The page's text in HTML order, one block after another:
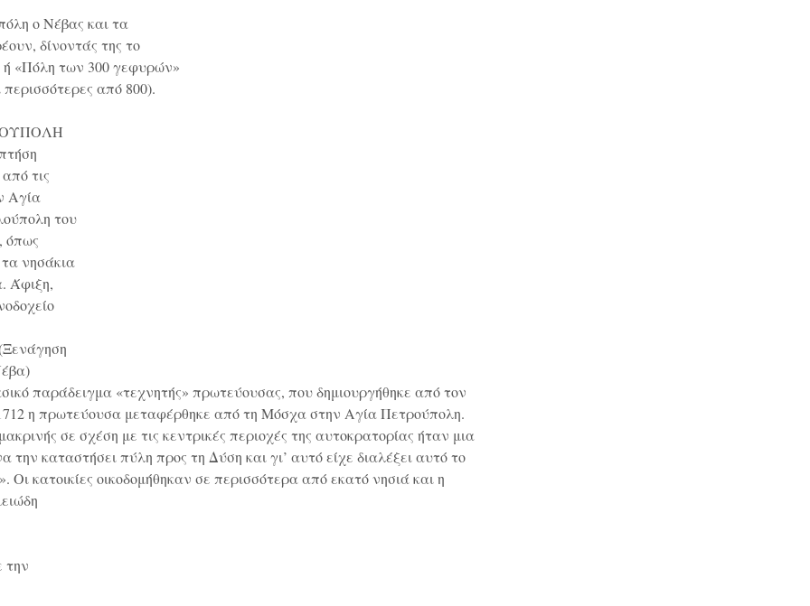
ο Νέβας και τα
δίνοντάς της το
«Πόλη των 300 γεφυρών»
από 800).
τις
Αγία
του
όπως
νησάκια
Άφιξη,
παράδειγμα «τεχνητής» πρωτεύουσας, που δημιουργήθηκε από τον
η πρωτεύουσα μεταφέρθηκε από τη Μόσχα στην Αγία Πετρούπολη.
σε σχέση με τις κεντρικές περιοχές της αυτοκρατορίας ήταν μια
καταστήσει πύλη προς τη Δύση και γι’ αυτό είχε διαλέξει αυτό το
κατοικίες οικοδομήθηκαν σε περισσότερα από εκατό νησιά και η
την